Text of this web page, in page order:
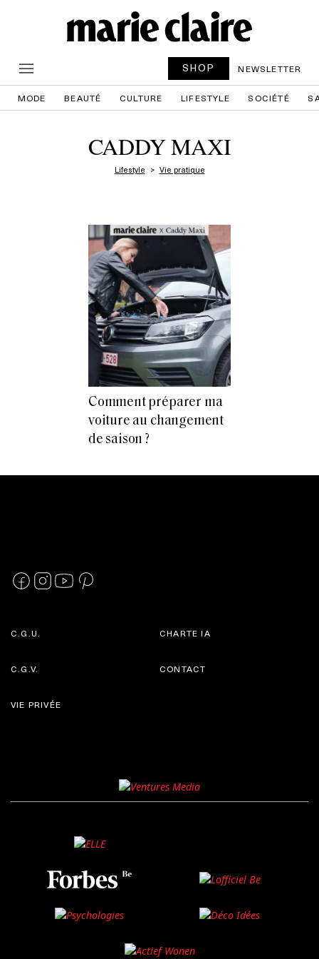
SHOP NEWSLETTER
MODE BEAUTÉ CULTURE LIFESTYLE SOCIÉTÉ
CADDY MAXI
Lifestyle Vie pratique
Comment préparer ma
voiture au changement
de saison ?
C.G.U.
C.G.V.
CHARTE IA
CONTACT
VIE PRIVÉE